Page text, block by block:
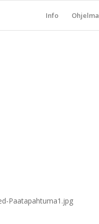
Info Ohjelma
Paatapahtuma1.jpg